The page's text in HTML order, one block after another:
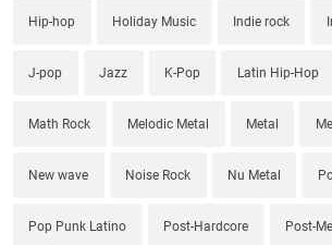
Hip-hop Holiday Music Indie rock
J-pop Jazz K-Pop Latin Hip-Hop
Math Rock Melodic Metal Metal
New wave Noise Rock Nu Metal
Pop Punk Latino Post-Hardcore Post-